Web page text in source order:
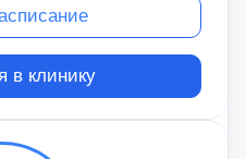
в клинику